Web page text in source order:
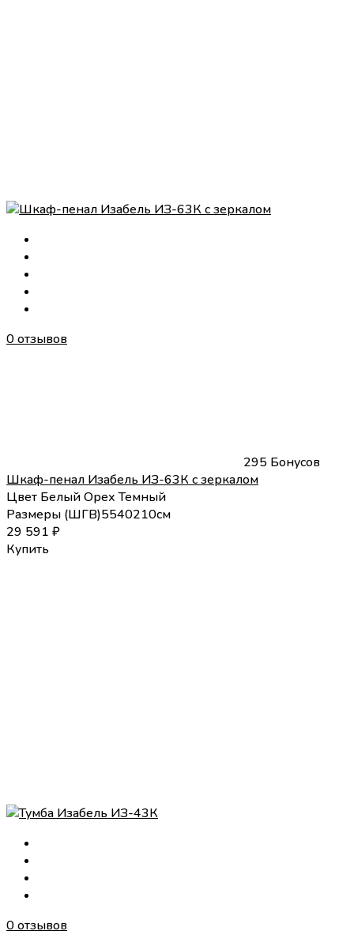
0 отзывов
295 Бонусов
Шкаф-пенал Изабель ИЗ-63К с зеркалом
Цвет БелыйОрех Темный
Размеры (ШГВ)5540210см
29 591 ₽
Купить
0 отзывов